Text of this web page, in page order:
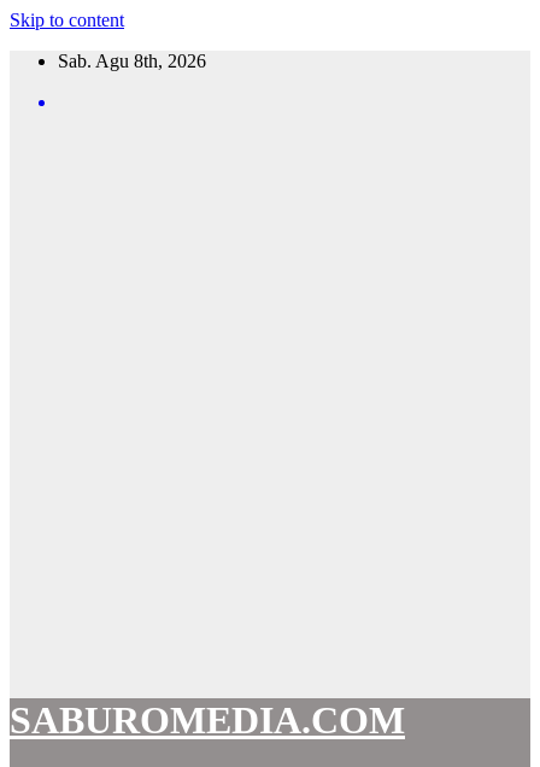
Skip to content
Sab. Agu 8th, 2026
SABUROMEDIA.COM